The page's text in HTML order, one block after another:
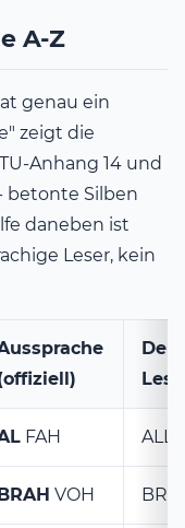
A-Z
genau ein
zeigt die
Anhang 14 und
betonte Silben
daneben ist
Leser, kein
FAH ALL-
BRAH VOH